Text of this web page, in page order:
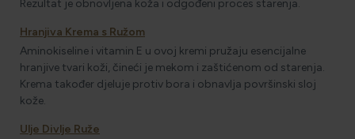
Rezultat je obnovljena koža i odgođeni proces starenja.
Hranjiva Krema s Ružom
Aminokiseline i vitamin E u ovoj kremi pružaju esencijalne
hranjive tvari koži, čineći je mekom i zaštićenom od starenja.
Krema također djeluje protiv bora i obnavlja površinski sloj
kože.
Ulje Divlje Ruže